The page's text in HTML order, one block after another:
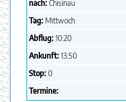
nach: Chisinau
Tag: Mittwoch
Abflug: 10:20
Ankunft: 13:50
Stop: 0
Termine: